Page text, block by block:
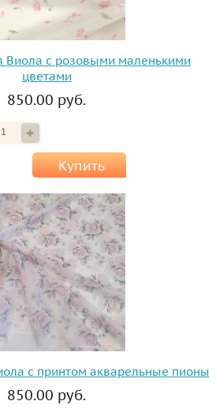
Виола с розовыми маленькими
цветами
850.00 руб.
Купить
с принтом акварельные пионы
850.00 руб.